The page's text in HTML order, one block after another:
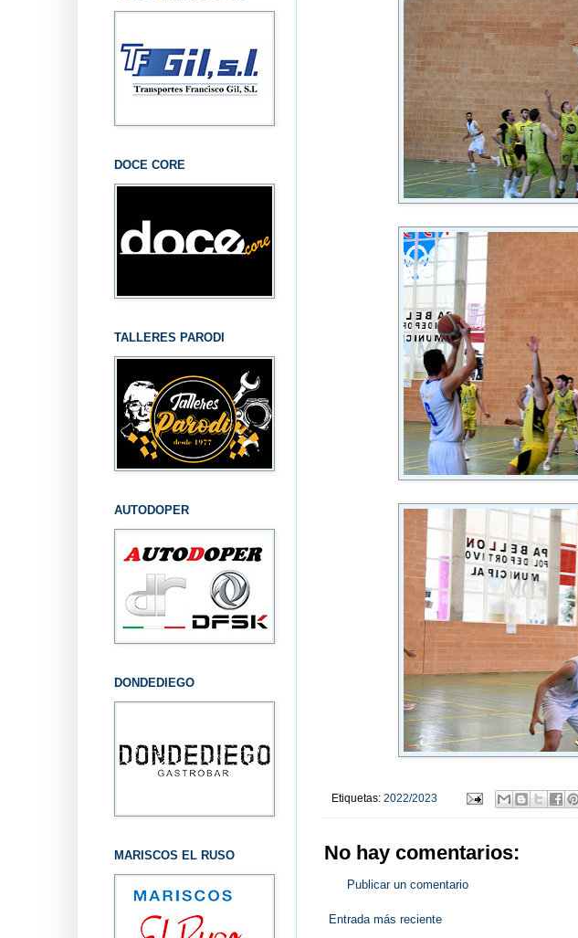
Etiquetas: 2022/2023
No hay comentarios:
Publicar un comentario
Entrada más reciente
DOCE CORE
TALLERES PARODI
AUTODOPER
DONDEDIEGO
MARISCOS EL RUSO